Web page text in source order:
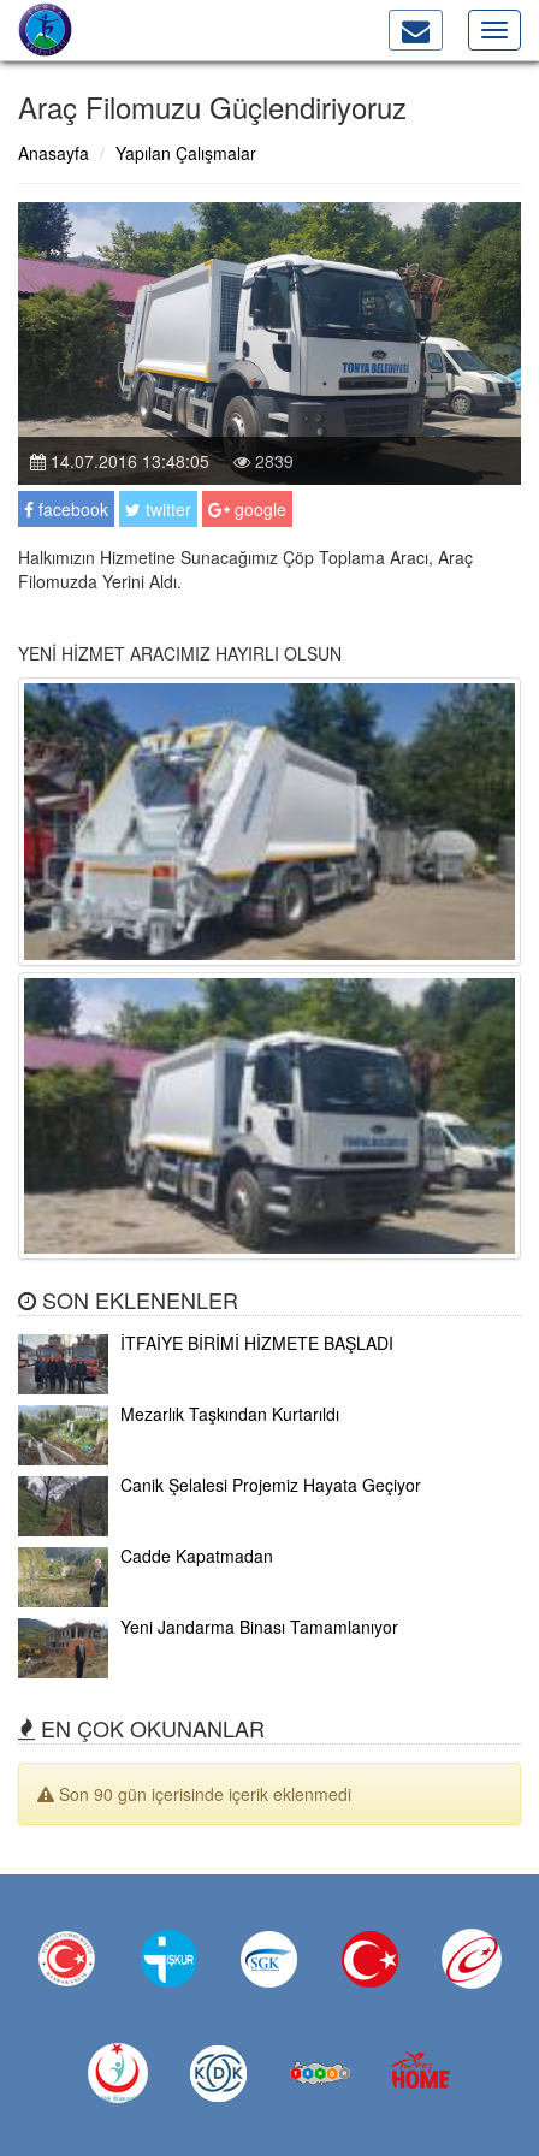
Araç Filomuzu Güçlendiriyoruz
Anasayfa Yapılan Çalışmalar
14.07.2016 13:48:05
2839
facebook
twitter
google
Halkımızın Hizmetine Sunacağımız Çöp Toplama Aracı, Araç
Filomuzda Yerini Aldı.
YENİ HİZMET ARACIMIZ HAYIRLI OLSUN
SON EKLENENLER
İTFAİYE BİRİMİ HİZMETE BAŞLADI
Mezarlık Taşkından Kurtarıldı
Canik Şelalesi Projemiz Hayata Geçiyor
Cadde Kapatmadan
Yeni Jandarma Binası Tamamlanıyor
EN ÇOK OKUNANLAR
Son 90 gün içerisinde içerik eklenmedi